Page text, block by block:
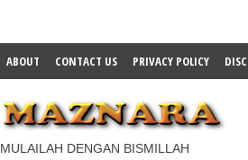
ABOUT CONTACT US PRIVACY POLICY
MULAILAH DENGAN BISMILLAH